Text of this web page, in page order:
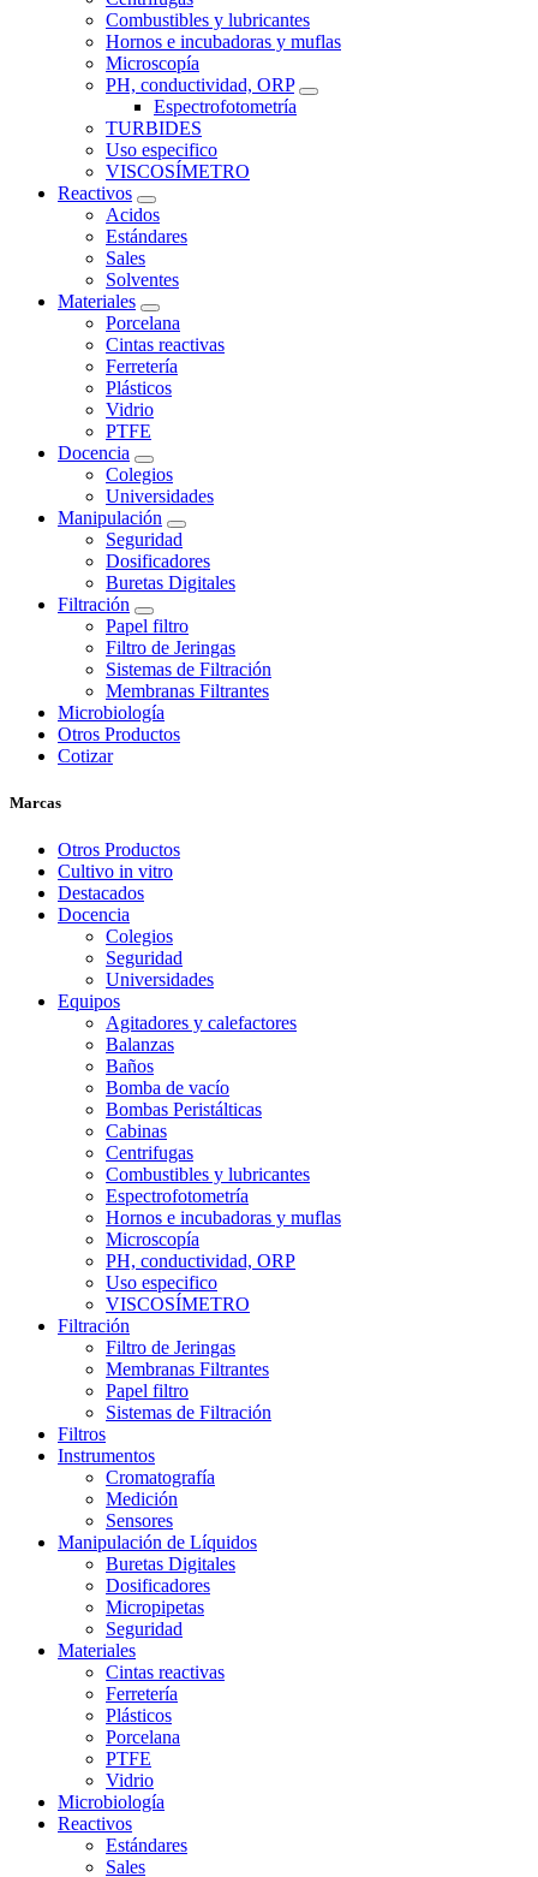
Combustibles y lubricantes
Hornos e incubadoras y muflas
Microscopía
PH, conductividad, ORP
Espectrofotometría
TURBIDES
Uso especifico
VISCOSÍMETRO
Reactivos
Acidos
Estándares
Sales
Solventes
Materiales
Porcelana
Cintas reactivas
Ferretería
Plásticos
Vidrio
PTFE
Docencia
Colegios
Universidades
Manipulación
Seguridad
Dosificadores
Buretas Digitales
Filtración
Papel filtro
Filtro de Jeringas
Sistemas de Filtración
Membranas Filtrantes
Microbiología
Otros Productos
Cotizar
Marcas
Otros Productos
Cultivo in vitro
Destacados
Docencia
Colegios
Seguridad
Universidades
Equipos
Agitadores y calefactores
Balanzas
Baños
Bomba de vacío
Bombas Peristálticas
Cabinas
Centrifugas
Combustibles y lubricantes
Espectrofotometría
Hornos e incubadoras y muflas
Microscopía
PH, conductividad, ORP
Uso especifico
VISCOSÍMETRO
Filtración
Filtro de Jeringas
Membranas Filtrantes
Papel filtro
Sistemas de Filtración
Filtros
Instrumentos
Cromatografía
Medición
Sensores
Manipulación de Líquidos
Buretas Digitales
Dosificadores
Micropipetas
Seguridad
Materiales
Cintas reactivas
Ferretería
Plásticos
Porcelana
PTFE
Vidrio
Microbiología
Reactivos
Estándares
Sales